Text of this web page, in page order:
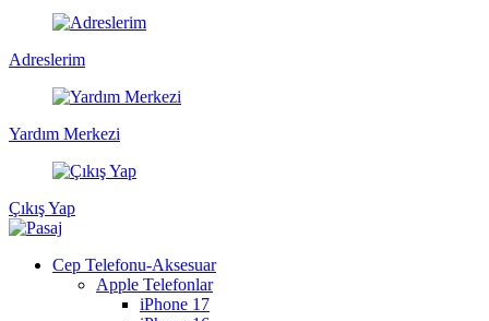
Adreslerim
Yardım Merkezi
Çıkış Yap
Cep Telefonu-Aksesuar
Apple Telefonlar
iPhone 17